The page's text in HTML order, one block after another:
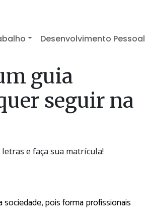
Desenvolvimento Pessoal
guia
seguir na
e faça sua matrícula!
pois forma profissionais